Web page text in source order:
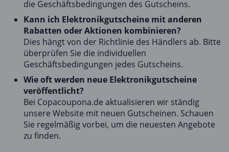
die Geschäftsbedingungen des Gutscheins.
Kann ich Elektronikgutscheine mit anderen
Rabatten oder Aktionen kombinieren?
Dies hängt von der Richtlinie des Händlers ab. Bitte
überprüfen Sie die individuellen
Geschäftsbedingungen jedes Gutscheins.
Wie oft werden neue Elektronikgutscheine
veröffentlicht?
Bei Copacoupona.de aktualisieren wir ständig
unsere Website mit neuen Gutscheinen. Schauen
Sie regelmäßig vorbei, um die neuesten Angebote
zu finden.